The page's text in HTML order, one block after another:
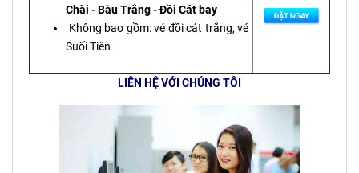
Chài - Bàu Trắng - Đồi Cát bay
Không bao gồm: vé đồi cát trắng, vé
Suối Tiên
LIÊN HỆ VỚI CHÚNG TÔI